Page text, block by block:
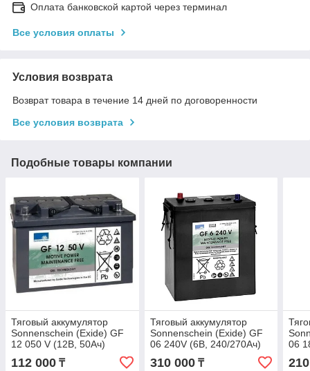
Оплата банковской картой через терминал
Все условия оплаты
Условия возврата
Возврат товара в течение 14 дней по договоренности
Все условия возврата
Подобные товары компании
Тяговый аккумулятор
Sonnenschein (Exide) GF
12 050 V (12В, 50Ач)
112 000 ₸
Тяговый аккумулятор
Sonnenschein (Exide) GF
06 240V (6В, 240/270Ач)
310 000₸
06